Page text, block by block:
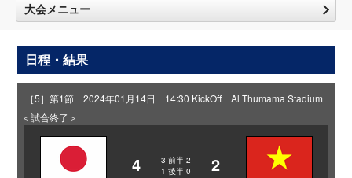
大会メニュー
日程・結果
［5］第1節 2024年01月14日 14:30 KickOff Al Thumama Stadium
＜試合終了＞
4 3 前半 2
1 後半 0 2